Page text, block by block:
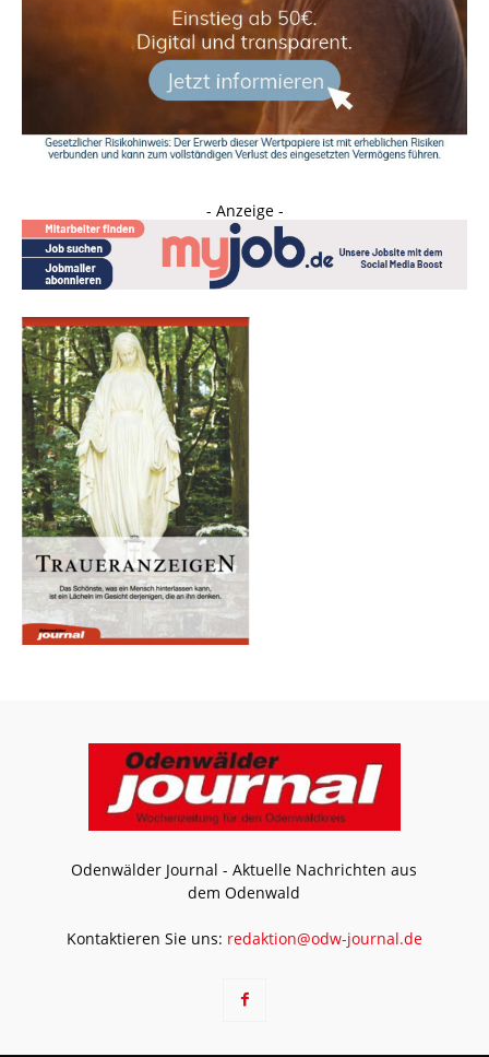
- Anzeige -
Odenwälder Journal - Aktuelle Nachrichten aus
dem Odenwald
Kontaktieren Sie uns: redaktion@odw-journal.de